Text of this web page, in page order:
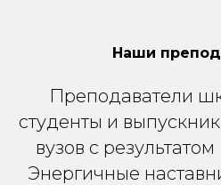
Наши
Преподаватели
студенты и
вузов с
Энергичные